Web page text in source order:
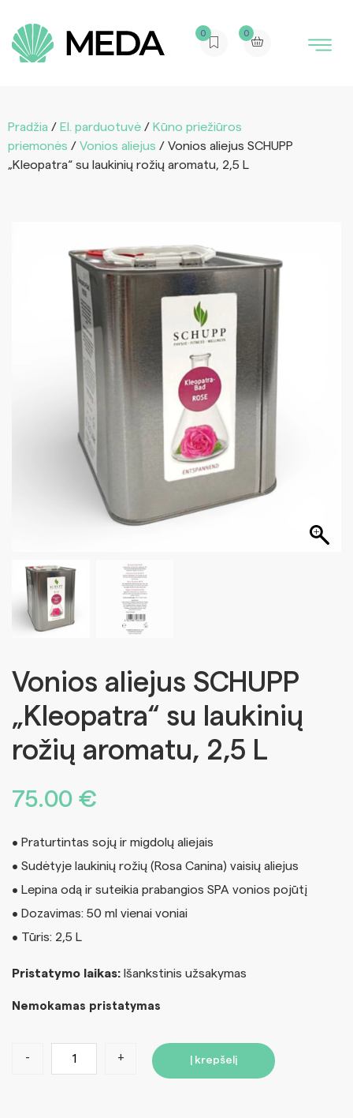
0 0
Pradžia / El. parduotuvė / Kūno priežiūros
priemonės / Vonios aliejus / Vonios aliejus SCHUPP
„Kleopatra“ su laukinių rožių aromatu, 2,5 L
Vonios aliejus SCHUPP
„Kleopatra“ su laukinių
rožių aromatu, 2,5 L
75.00 €
• Praturtintas sojų ir migdolų aliejais
• Sudėtyje laukinių rožių (Rosa Canina) vaisių aliejus
• Lepina odą ir suteikia prabangios SPA vonios pojūtį
• Dozavimas: 50 ml vienai voniai
• Tūris: 2,5 L
Pristatymo laikas: Išankstinis užsakymas
Nemokamas pristatymas
- + Į krepšelį